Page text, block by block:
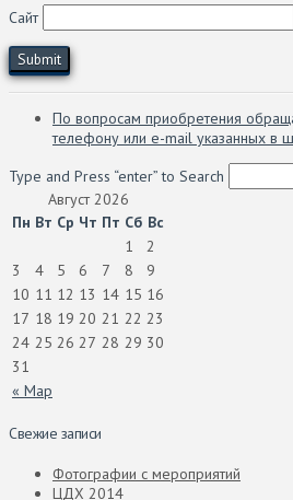
Сайт
По вопросам приобретения
телефону или e-mail указанных в
Type and Press “enter” to Search
Август 2026
Пн Вт Ср Чт Пт Сб Вс
« Мар
1
2
3
4 5 6 7 8
9
10 11 12 13 14 15 16
17 18 19 20 21 22 23
24 25 26 27 28 29 30
31
Свежие записи
Фотографии с мероприятий
ЦДХ 2014